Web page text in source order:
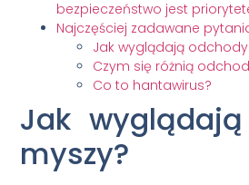
bezpieczeństwo jest
Najczęściej zadawane
Jak wyglądają
Czym się różnią
Co to hantawirus?
Jak
myszy?